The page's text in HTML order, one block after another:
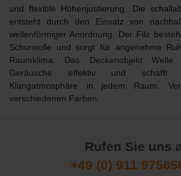
und flexible Höhenjustierung. Die
entsteht durch den Einsatz von
wellenförmiger Anordnung. Der Filz
Schurwolle und sorgt für angenehme
Raumklima. Das Deckenobjekt Welle
Geräusche effektiv und schafft
Klangatmosphäre in jedem Raum.
verschiedenen Farben.
Rufen Sie uns
+49 (0) 911